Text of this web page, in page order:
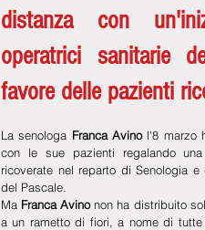
distanza con
operatrici sanitarie
favore delle pazienti
La senologa Franca Avino l'8 marzo
con le sue pazienti regalando
ricoverate nel reparto di Senologia
del Pascale.
Ma Franca Avino non ha distribuito
a un rametto di fiori, a nome di tutte